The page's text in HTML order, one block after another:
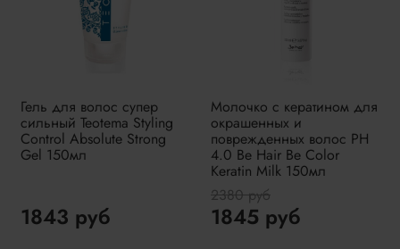
Гель для волос супер
сильный Teotema Styling
Control Absolute Strong
Gel 150мл
1843 руб
Молочко с кератином для
окрашенных и
поврежденных волос PH
4.0 Be Hair Be Color
Keratin Milk 150мл
2380 руб
1845 руб